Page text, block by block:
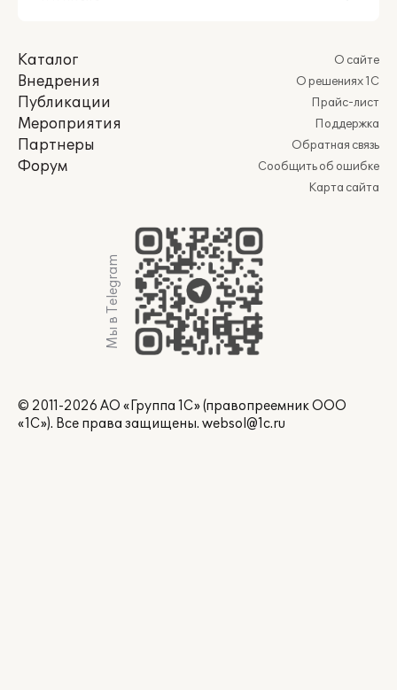
Каталог
Внедрения
Публикации
Мероприятия
Партнеры
Форум
О сайте
О решениях 1С
Прайс-лист
Поддержка
Обратная связь
Сообщить об ошибке
Карта сайта
Мы в Telegram
© 2011-2026 АО «Группа 1С» (правопреемник ООО
«1С»). Все права защищены. websol@1c.ru